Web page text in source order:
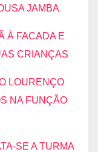
JAMBA
À FACADA E
CRIANÇAS
LOURENÇO
NA FUNÇÃO
SE A TURMA